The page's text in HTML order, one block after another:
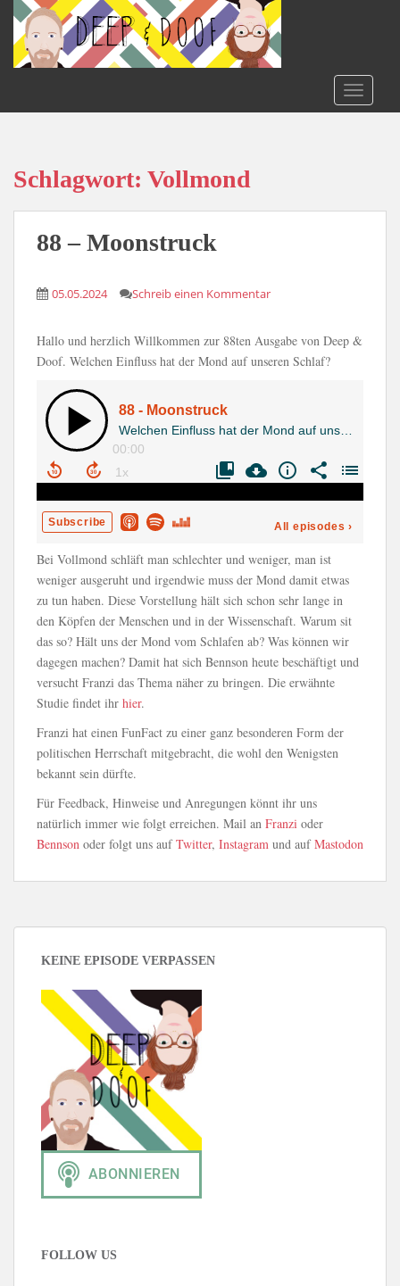
o
Schlagwort: Vollmond
88 – Moonstruck
05.05.2024 Schreib einen Kommentar
Hallo und herzlich Willkommen zur 88ten Ausgabe von Deep &
Doof. Welchen Einfluss hat der Mond auf unseren Schlaf?
Bei Vollmond schläft man schlechter und weniger, man ist
weniger ausgeruht und irgendwie muss der Mond damit etwas
zu tun haben. Diese Vorstellung hält sich schon sehr lange in
den Köpfen der Menschen und in der Wissenschaft. Warum sit
das so? Hält uns der Mond vom Schlafen ab? Was können wir
dagegen machen? Damit hat sich Bennson heute beschäftigt und
versucht Franzi das Thema näher zu bringen. Die erwähnte
Studie findet ihr hier.
Franzi hat einen FunFact zu einer ganz besonderen Form der
politischen Herrschaft mitgebracht, die wohl den Wenigsten
bekannt sein dürfte.
Für Feedback, Hinweise und Anregungen könnt ihr uns
natürlich immer wie folgt erreichen. Mail an Franzi oder
Bennson oder folgt uns aufTwitter, Instagram und aufMastodon
KEINE EPISODE VERPASSEN
FOLLOW US